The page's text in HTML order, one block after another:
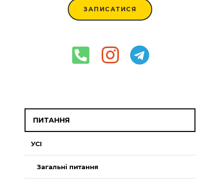
ЗАПИСАТИСЯ
ПИТАННЯ
УСІ
Загальні питання